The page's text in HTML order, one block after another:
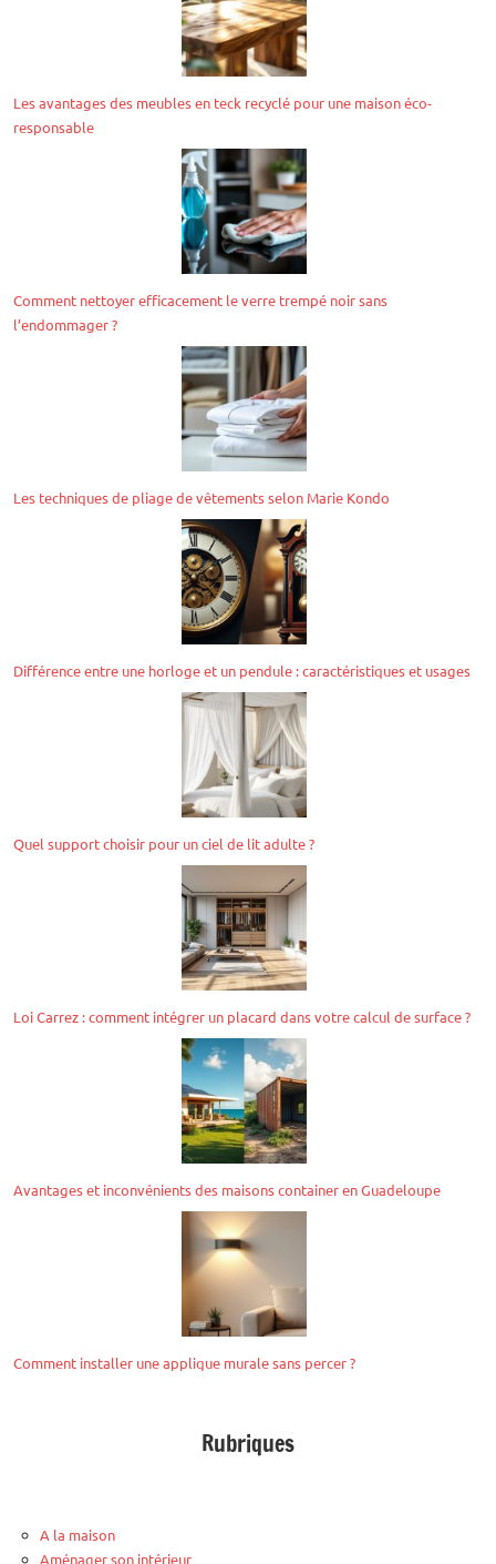
Les avantages des meubles en teck recyclé pour une maison éco-
responsable
Comment nettoyer efficacement le verre trempé noir sans
l’endommager ?
Les techniques de pliage de vêtements selon Marie Kondo
Différence entre une horloge et un pendule : caractéristiques et usages
Quel support choisir pour un ciel de lit adulte ?
Loi Carrez : comment intégrer un placard dans votre calcul de surface ?
Avantages et inconvénients des maisons container en Guadeloupe
Comment installer une applique murale sans percer ?
Rubriques
A la maison
Aménager son intérieur